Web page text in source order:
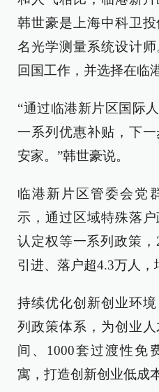
韩世豪是上海中科卫
名光学测量系统设计
回国工作，并选择在临
“通过临港新片区国际
一系列优惠补贴，下
安家。”韩世豪说。
临港新片区管委会党
示，通过区域特殊落
认定权等一系列政策
引进、落户超4.3万人，
持续优化创新创业环
列政策体系，为创业
间、1000套过渡性免
寓，打造创新创业低成